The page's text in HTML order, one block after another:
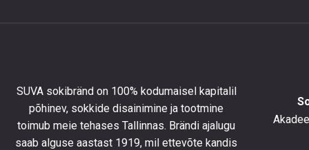
saada
olla
kursis
SUVA sokibränd on 100% kodumaisel kapitalil
põhinev, sokkide disainimine ja tootmine
toimub meie tehases Tallinnas. Brändi ajalugu
saab alguse aastast 1919, mil ettevõte kandis